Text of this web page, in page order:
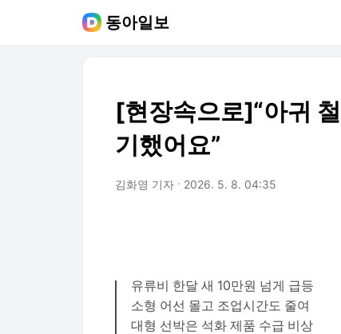
동아일보
[현장속으로]“아귀
기했어요”
김화영 기자 2026. 5. 8. 04:35
유류비 한달 새 10만원 넘게 급등
소형 어선 몰고 조업시간도 줄여
대형 선박은 석화 제품 수급 비상